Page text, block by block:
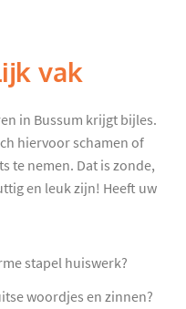
vak
in Bussum krijgt bijles.
hiervoor schamen of
te nemen. Dat is zonde,
en leuk zijn! Heeft uw
stapel huiswerk?
woordjes en zinnen?